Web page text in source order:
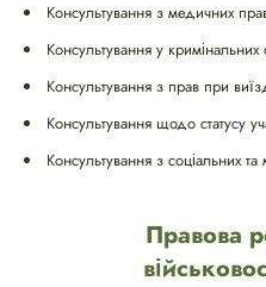
Консультування з медичних
Консультування у кримінальних
Консультування з прав при
Консультування щодо статусу
Консультування з соціальних та
Правова